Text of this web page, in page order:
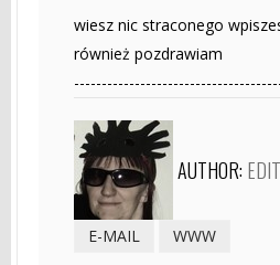
wiesz nic straconego
również pozdrawiam
AUTHOR:
E-MAIL WWW